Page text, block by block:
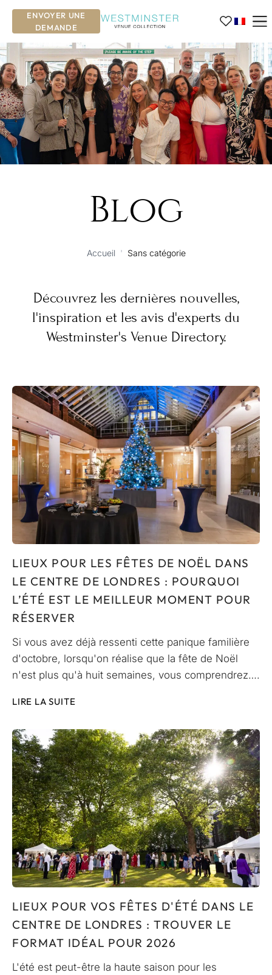
ENVOYER UNE
DEMANDE
Blog
Accueil ' Sans catégorie
Découvrez les dernières nouvelles,
l'inspiration et les avis d'experts du
Westminster's Venue Directory.
LIEUX POUR LES FÊTES DE NOËL DANS
LE CENTRE DE LONDRES : POURQUOI
L’ÉTÉ EST LE MEILLEUR MOMENT POUR
RÉSERVER
Si vous avez déjà ressenti cette panique familière
d'octobre, lorsqu'on réalise que la fête de Noël
n'est plus qu'à huit semaines, vous comprendrez….
LIRE LA SUITE
LIEUX POUR VOS FÊTES D'ÉTÉ DANS LE
CENTRE DE LONDRES : TROUVER LE
FORMAT IDÉAL POUR 2026
L'été est peut-être la haute saison pour les